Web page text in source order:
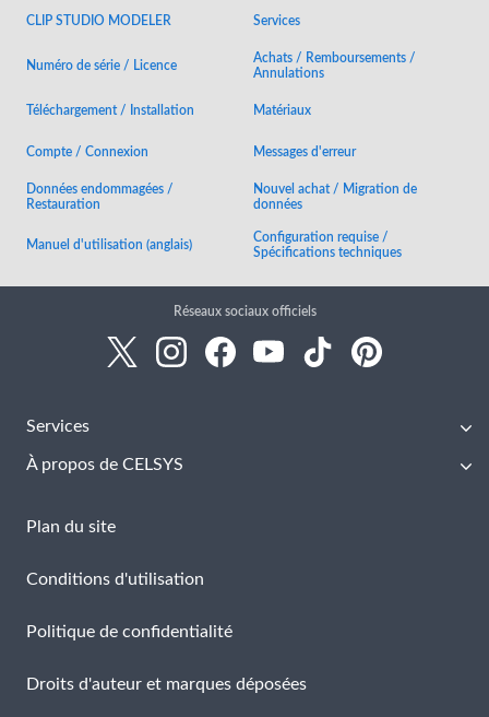
CLIP STUDIO MODELER Services
Numéro de série / Licence
Achats / Remboursements /
Annulations
Téléchargement / Installation Matériaux
Compte / Connexion Messages d'erreur
Données endommagées /
Restauration
Nouvel achat / Migration de
données
Manuel d'utilisation (anglais)
Configuration requise /
Spécifications techniques
Réseaux sociaux officiels
Services
À propos de CELSYS
Plan du site
Conditions d'utilisation
Politique de confidentialité
Droits d'auteur et marques déposées